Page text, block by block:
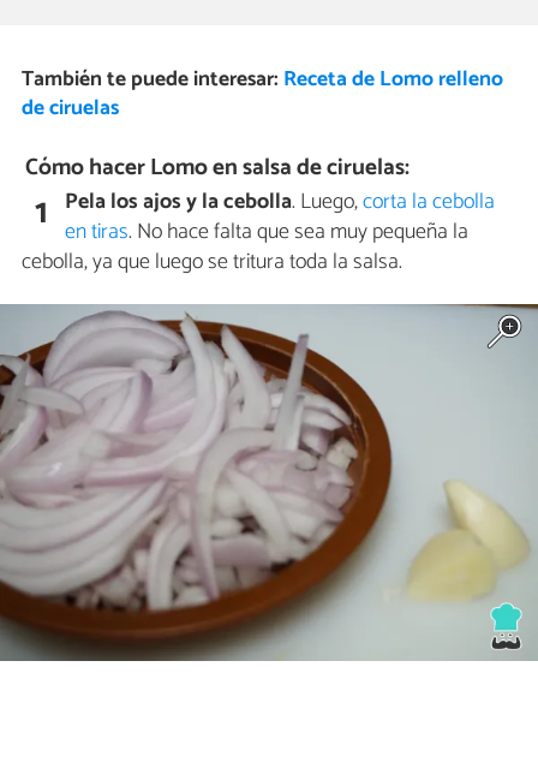
También te puede interesar: Receta de Lomo relleno
de ciruelas
Cómo hacer Lomo en salsa de ciruelas:
1 Pela los ajos y la cebolla. Luego,corta la cebolla
en tiras. No hace falta que sea muy pequeña la
cebolla, ya que luego se tritura toda la salsa.